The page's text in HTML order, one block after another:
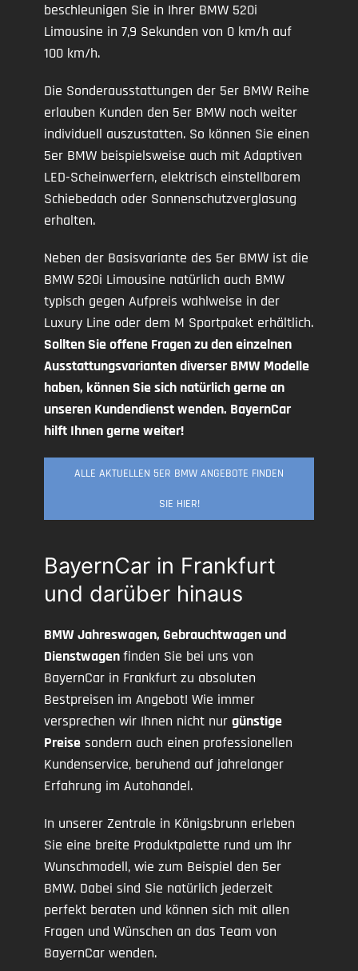
beschleunigen Sie in Ihrer BMW 520i
Limousine in 7,9 Sekunden von 0 km/h auf
100 km/h.
Die Sonderausstattungen der 5er BMW Reihe
erlauben Kunden den 5er BMW noch weiter
individuell auszustatten. So können Sie einen
5er BMW beispielsweise auch mit Adaptiven
LED-Scheinwerfern, elektrisch einstellbarem
Schiebedach oder Sonnenschutzverglasung
erhalten.
Neben der Basisvariante des 5er BMW ist die
BMW 520i Limousine natürlich auch BMW
typisch gegen Aufpreis wahlweise in der
Luxury Line oder dem M Sportpaket erhältlich.
Sollten Sie offene Fragen zu den einzelnen
Ausstattungsvarianten diverser BMW Modelle
haben, können Sie sich natürlich gerne an
unseren Kundendienst wenden. BayernCar
hilft Ihnen gerne weiter!
ALLE AKTUELLEN 5ER BMW ANGEBOTE FINDEN
SIE HIER!
BayernCar in Frankfurt
und darüber hinaus
BMW Jahreswagen, Gebrauchtwagen und
Dienstwagenfinden Sie bei uns von
BayernCar in Frankfurt zu absoluten
Bestpreisen im Angebot! Wie immer
versprechen wir Ihnen nicht nur günstige
Preise sondern auch einen professionellen
Kundenservice, beruhend auf jahrelanger
Erfahrung im Autohandel.
In unserer Zentrale in Königsbrunn erleben
Sie eine breite Produktpalette rund um Ihr
Wunschmodell, wie zum Beispiel den 5er
BMW. Dabei sind Sie natürlich jederzeit
perfekt beraten und können sich mit allen
Fragen und Wünschen an das Team von
BayernCar wenden.